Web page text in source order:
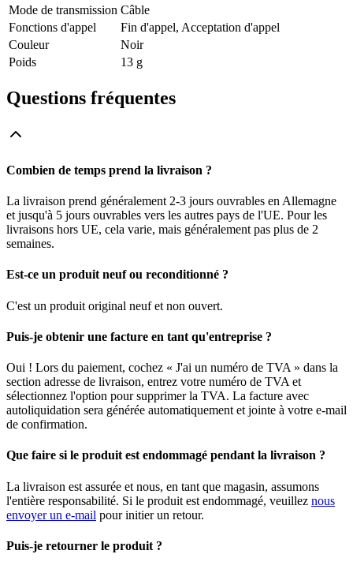
Mode de transmission Câble
Fonctions d'appel
Fin d'appel, Acceptation d'appel
Couleur
Noir
Poids
13 g
Questions fréquentes
Combien de temps prend la livraison ?
La livraison prend généralement 2-3 jours ouvrables en Allemagne
et jusqu'à 5 jours ouvrables vers les autres pays de l'UE. Pour les
livraisons hors UE, cela varie, mais généralement pas plus de 2
semaines.
Est-ce un produit neuf ou reconditionné ?
C'est un produit original neuf et non ouvert.
Puis-je obtenir une facture en tant qu'entreprise ?
Oui ! Lors du paiement, cochez « J'ai un numéro de TVA » dans la
section adresse de livraison, entrez votre numéro de TVA et
sélectionnez l'option pour supprimer la TVA. La facture avec
autoliquidation sera générée automatiquement et jointe à votre e-mail
de confirmation.
Que faire si le produit est endommagé pendant la livraison ?
La livraison est assurée et nous, en tant que magasin, assumons
l'entière responsabilité. Si le produit est endommagé, veuillez nous
envoyer un e-mail pour initier un retour.
Puis-je retourner le produit ?